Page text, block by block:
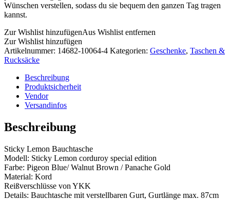
Wünschen verstellen, sodass du sie bequem den ganzen Tag tragen
kannst.
Zur Wishlist hinzufügenAus Wishlist entfernen
Zur Wishlist hinzufügen
Artikelnummer: 14682-10064-4 Kategorien: Geschenke, Taschen &
Rucksäcke
Beschreibung
Produktsicherheit
Vendor
Versandinfos
Beschreibung
Sticky Lemon Bauchtasche
Modell: Sticky Lemon corduroy special edition
Farbe: Pigeon Blue/ Walnut Brown / Panache Gold
Material: Kord
Reißverschlüsse von YKK
Details: Bauchtasche mit verstellbaren Gurt, Gurtlänge max. 87cm